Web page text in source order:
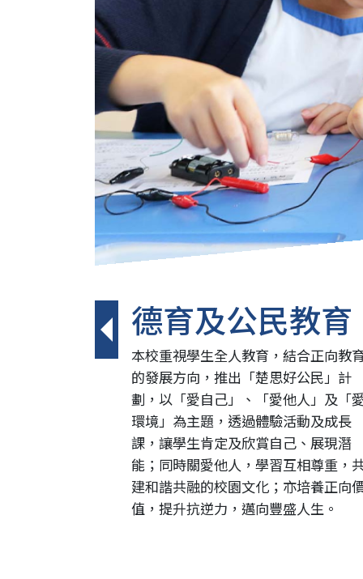
德育及公民教育
本校重視學生全人教育，結合正向教
的發展方向，推出「楚思好公民」計
劃，以「愛自己」、「愛他人」及「
環境」為主題，透過體驗活動及成長
課，讓學生肯定及欣賞自己、展現潛
能；同時關愛他人，學習互相尊重，
建和諧共融的校園文化；亦培養正向
值，提升抗逆力，邁向豐盛人生。